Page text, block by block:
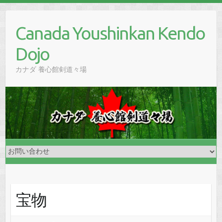
contentCanada Youshinkan Kendo
Dojo
カナダ 養心館剣道々場
宝物